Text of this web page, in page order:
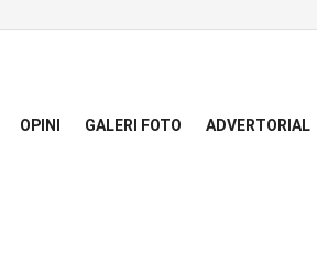
OPINI GALERI FOTO ADVERTORIAL